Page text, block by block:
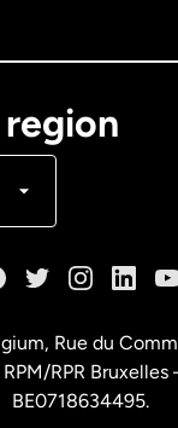
Rue du
RPR
BE0718634495.